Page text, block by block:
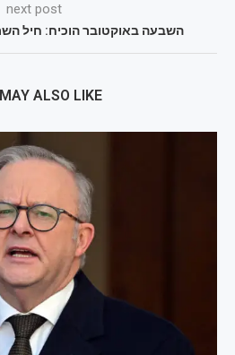
next post
השבעה באוקטובר הוכיח: חיל
ALSO LIKE